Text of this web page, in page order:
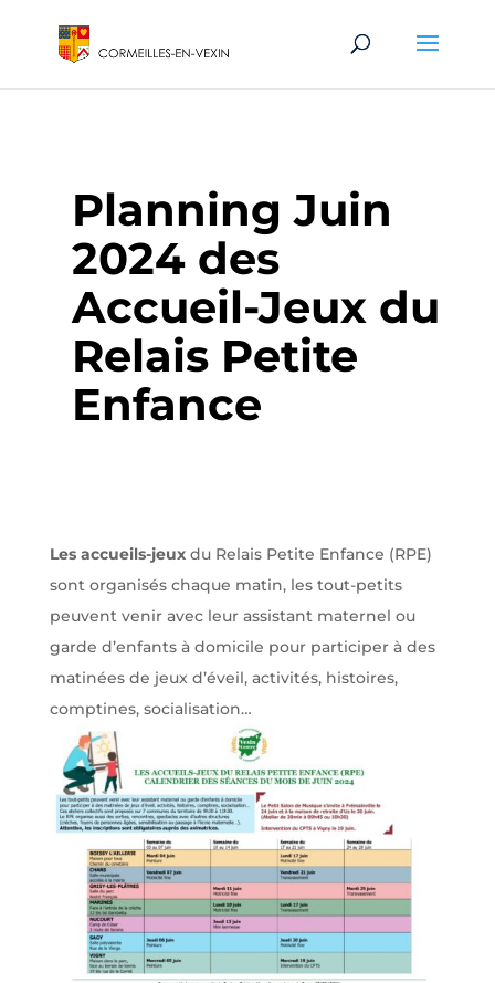
Planning Juin
2024 des
Accueil-Jeux du
Relais Petite
Enfance
Les accueils-jeuxdu Relais Petite Enfance (RPE)
sont organisés chaque matin, les tout-petits
peuvent venir avec leur assistant maternel ou
garde d’enfants à domicile pour participer à des
matinées de jeux d’éveil, activités, histoires,
comptines, socialisation…